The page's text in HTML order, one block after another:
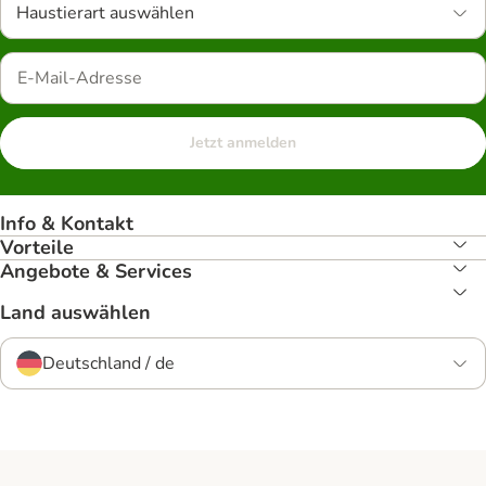
Haustierart auswählen
Jetzt anmelden
Info & Kontakt
Vorteile
Angebote & Services
Land auswählen
Deutschland / de